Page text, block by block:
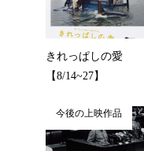
きれっぱしの愛
【8/14~27】
今後の上映作品